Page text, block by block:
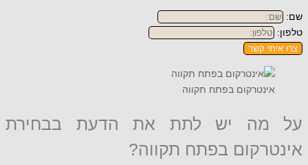
קשר
בפתח תקווה
יש לתת את הדעת בבחירת
בפתח תקווה?